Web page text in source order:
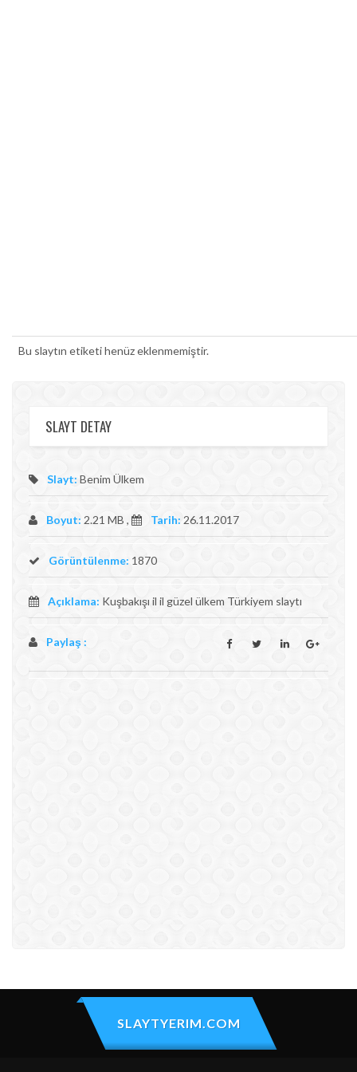
Bu slaytın etiketi henüz eklenmemiştir.
SLAYT DETAY
Slayt: Benim Ülkem
Boyut: 2.21 MB , Tarih: 26.11.2017
Görüntülenme: 1870
Açıklama: Kuşbakışı il il güzel ülkem Türkiyem slaytı
Paylaş :
SLAYTYERIM.COM